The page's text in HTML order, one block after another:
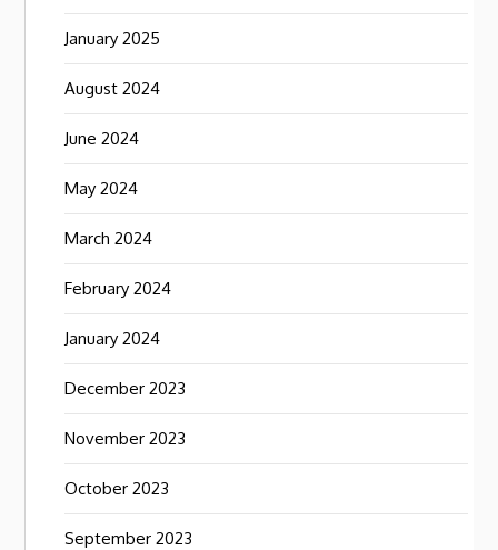
January 2025
August 2024
June 2024
May 2024
March 2024
February 2024
January 2024
December 2023
November 2023
October 2023
September 2023